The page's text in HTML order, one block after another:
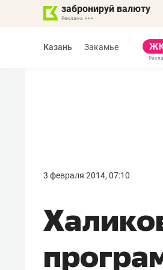
забронируй валюту
Казань Закамье
3 февраля 2014, 07:10